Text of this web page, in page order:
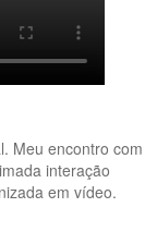
Meu encontro com
interação
em vídeo.